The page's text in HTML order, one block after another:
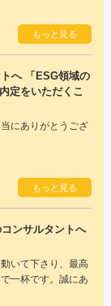
もっと見る
へ 「ESG領域の
定をいただくこ
にありがとうござ
もっと見る
ンサルタントへ
いて下さり、最高
一杯です。誠にあ